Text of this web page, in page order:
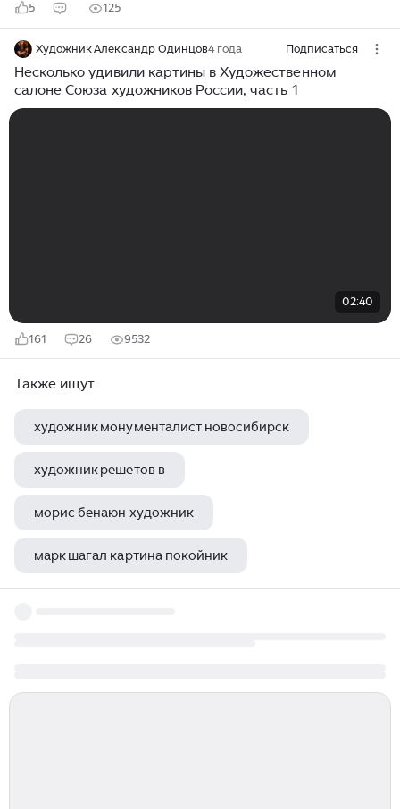
5 125
Художник Александр Одинцов4 года Подписаться
Несколько удивили картины в Художественном
салоне Союза художников России, часть 1
02:40
161 26 9532
Также ищут
художник монументалист новосибирск
художник решетов в
морис бенаюн художник
марк шагал картина покойник